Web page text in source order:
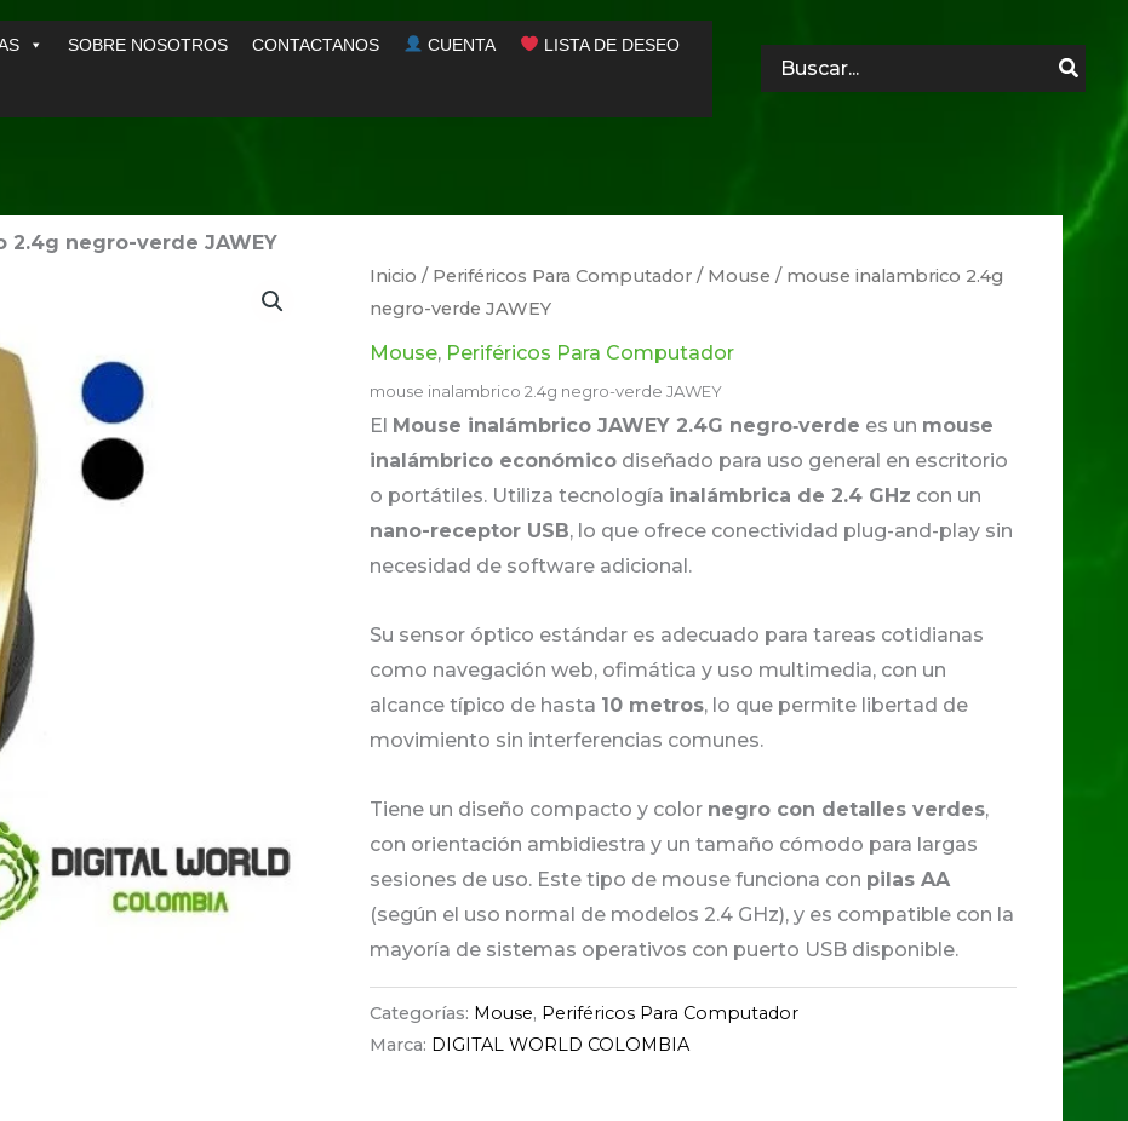
SOBRE NOSOTROS CONTACTANOS CUENTA LISTA DE DESEO
Search
for:
2.4g negro-verde JAWEY
Inicio / Periféricos Para Computador / Mouse / mouse inalambrico 2.4g
negro-verde JAWEY
Mouse, Periféricos Para Computador
mouse inalambrico 2.4g negro-verde JAWEY
El Mouse inalámbrico JAWEY 2.4G negro‑verde es un mouse
inalámbrico económico diseñado para uso general en escritorio
o portátiles. Utiliza tecnología inalámbrica de 2.4 GHz con un
nano-receptor USB, lo que ofrece conectividad plug-and-play sin
necesidad de software adicional.
Su sensor óptico estándar es adecuado para tareas cotidianas
como navegación web, ofimática y uso multimedia, con un
alcance típico de hasta 10 metros, lo que permite libertad de
movimiento sin interferencias comunes.
Tiene un diseño compacto y color negro con detalles verdes,
con orientación ambidiestra y un tamaño cómodo para largas
sesiones de uso. Este tipo de mouse funciona con pilas AA
(según el uso normal de modelos 2.4 GHz), y es compatible con la
mayoría de sistemas operativos con puerto USB disponible.
Categorías: Mouse, Periféricos Para Computador
Marca: DIGITAL WORLD COLOMBIA